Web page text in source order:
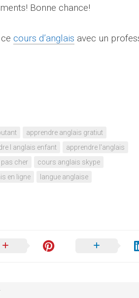
Bonne chance!
cours d’anglais avec un
apprendre anglais gratiut
l anglais enfant
apprendre l'anglais
cher
cours anglais skype
en ligne
langue anglaise